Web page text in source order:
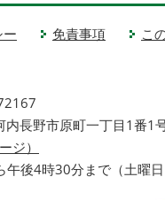
免責事項 こ
長野市原町一丁目1番1
ジ）
後4時30分まで（土曜